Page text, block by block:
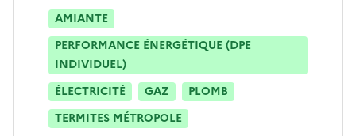
AMIANTE
PERFORMANCE ÉNERGÉTIQUE (DPE
INDIVIDUEL)
ÉLECTRICITÉ
GAZ
PLOMB
TERMITES MÉTROPOLE